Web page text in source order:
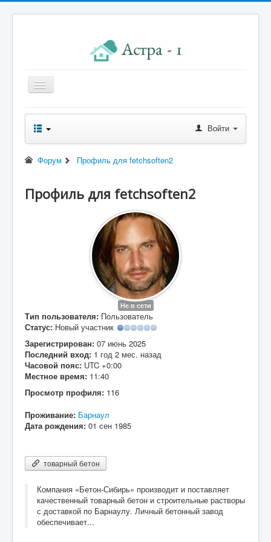
Главная
Новости правления
Начисления к оплате
Реквизиты
Войти
Форум Профиль для fetchsoften2
Профиль для fetchsoften2
Не в сети
Тип пользователя: Пользователь
Статус: Новый участник
Зарегистрирован: 07 июнь 2025
Последний вход: 1 год 2 мес. назад
Часовой пояс: UTC +0:00
Местное время: 11:40
Просмотр профиля: 116
Проживание: Барнаул
Дата рождения: 01 сен 1985
товарный бетон
Компания «Бетон-Сибирь» производит и поставляет
качественный товарный бетон и строительные растворы
с доставкой по Барнаулу. Личный бетонный завод
обеспечивает...